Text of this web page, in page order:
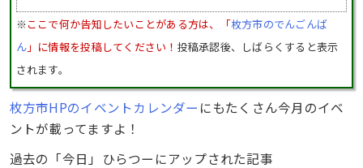
※ ここで何か告知したいことがある方は、「枚方市のでんごんば
ん」に情報を投稿してください！ 投稿承認後、しばらくすると表示
されます。
枚方市HPのイベントカレンダー にもたくさん今月のイベ
ントが載ってますよ！
過去の「今日」ひらつーにアップされた記事